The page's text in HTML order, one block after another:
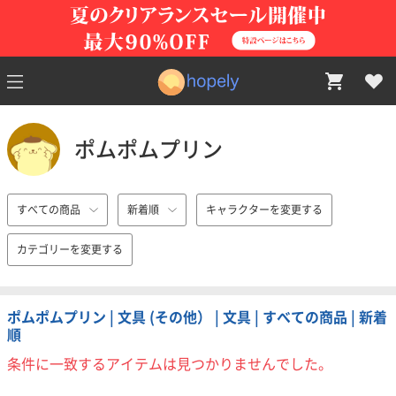
ポムポムプリン
すべての商品 新着順 キャラクターを変更する
カテゴリーを変更する
ポムポムプリン | 文具 (その他） | 文具 | すべての商品 | 新着
順
条件に一致するアイテムは見つかりませんでした。